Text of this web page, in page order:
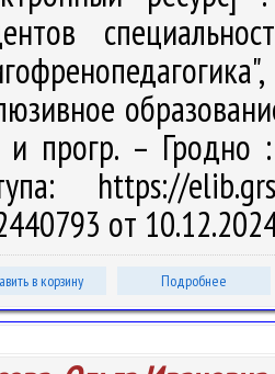
и прогр. –
https://
от
в корзину Подробнее